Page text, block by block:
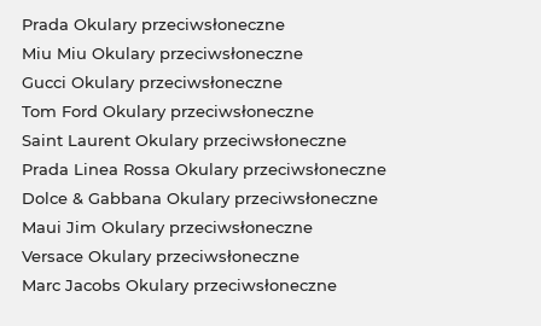
Prada Okulary przeciwsłoneczne
Miu Miu Okulary przeciwsłoneczne
Gucci Okulary przeciwsłoneczne
Tom Ford Okulary przeciwsłoneczne
Saint Laurent Okulary przeciwsłoneczne
Prada Linea Rossa Okulary przeciwsłoneczne
Dolce & Gabbana Okulary przeciwsłoneczne
Maui Jim Okulary przeciwsłoneczne
Versace Okulary przeciwsłoneczne
Marc Jacobs Okulary przeciwsłoneczne